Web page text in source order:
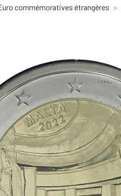
commémoratives étrangères